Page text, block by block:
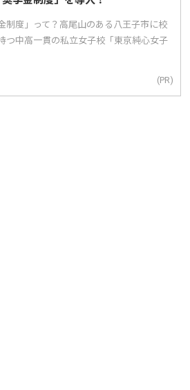
制度」って？高尾山のある八王子市に校
つ中高一貫の私立女子校「東京純心女子
(PR)